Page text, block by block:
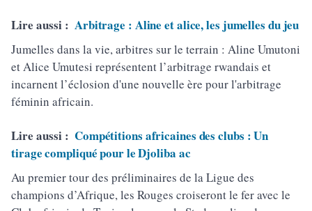
Lire aussi : Arbitrage : Aline et alice, les jumelles du jeu
Jumelles dans la vie, arbitres sur le terrain : Aline Umutoni
et Alice Umutesi représentent l’arbitrage rwandais et
incarnent l’éclosion d'une nouvelle ère pour l'arbitrage
féminin africain.
Lire aussi : Compétitions africaines des clubs : Un
tirage compliqué pour le Djoliba ac
Au premier tour des préliminaires de la Ligue des
champions d’Afrique, les Rouges croiseront le fer avec le